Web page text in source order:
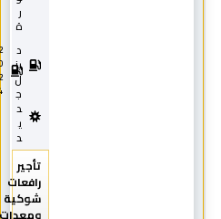
يز
د
ي
0
2
تأجير
رافعات
شوكية